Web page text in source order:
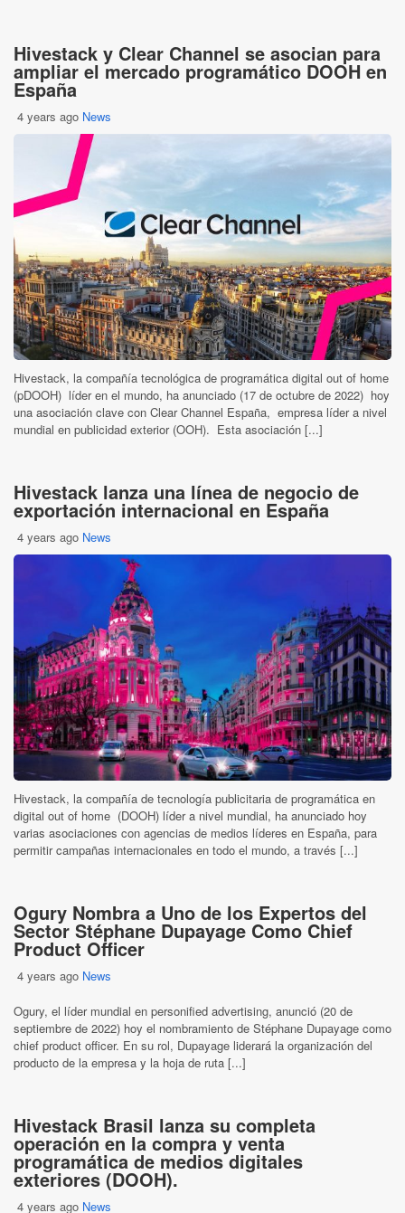
Hivestack y Clear Channel se asocian para
ampliar el mercado programático DOOH en
España
4 years ago News
Hivestack, la compañía tecnológica de programática digital out of home
(pDOOH) líder en el mundo, ha anunciado (17 de octubre de 2022) hoy
una asociación clave con Clear Channel España, empresa líder a nivel
mundial en publicidad exterior (OOH). Esta asociación [...]
Hivestack lanza una línea de negocio de
exportación internacional en España
4 years ago News
Hivestack, la compañía de tecnología publicitaria de programática en
digital out of home (DOOH) líder a nivel mundial, ha anunciado hoy
varias asociaciones con agencias de medios líderes en España, para
permitir campañas internacionales en todo el mundo, a través [...]
Ogury Nombra a Uno de los Expertos del
Sector Stéphane Dupayage Como Chief
Product Officer
4 years ago News
Ogury, el líder mundial en personified advertising, anunció (20 de
septiembre de 2022) hoy el nombramiento de Stéphane Dupayage como
chief product officer. En su rol, Dupayage liderará la organización del
producto de la empresa y la hoja de ruta [...]
Hivestack Brasil lanza su completa
operación en la compra y venta
programática de medios digitales
exteriores (DOOH).
4 years ago News